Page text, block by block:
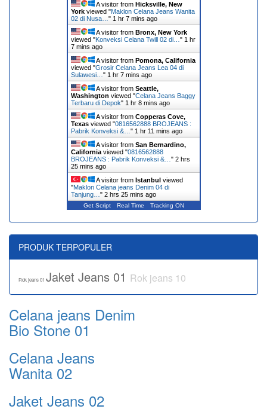
A visitor from Hicksville, New
Yorkviewed "Maklon Celana Jeans Wanita
02 di Nusa… " 1 hr 7 mins ago
A visitor from Bronx, New York
viewed "Konveksi Celana Twill 02 di… " 1 hr
7 mins ago
A visitor from Pomona, California
viewed "Grosir Celana Jeans Lea 04 di
Sulawesi… " 1 hr 7 mins ago
A visitor from Seattle,
Washington viewed "Celana Jeans Baggy
Terbaru di Depok" 1 hr 8 mins ago
A visitor from Copperas Cove,
Texasviewed "0816562888 BROJEANS :
Pabrik Konveksi &… " 1 hr 11 mins ago
A visitor from San Bernardino,
Californiaviewed "0816562888
BROJEANS : Pabrik Konveksi &… " 2 hrs
25 mins ago
A visitor from Istanbul viewed
"Maklon Celana jeans Denim 04 di
Tanjung… " 2 hrs 25 mins ago
Get Script Real Time Tracking ON
PRODUK TERPOPULER
Rok jeans 01 Jaket Jeans 01 Rok jeans 10
Celana jeans Denim
Bio Stone 01
Celana Jeans
Wanita 02
Jaket Jeans 02